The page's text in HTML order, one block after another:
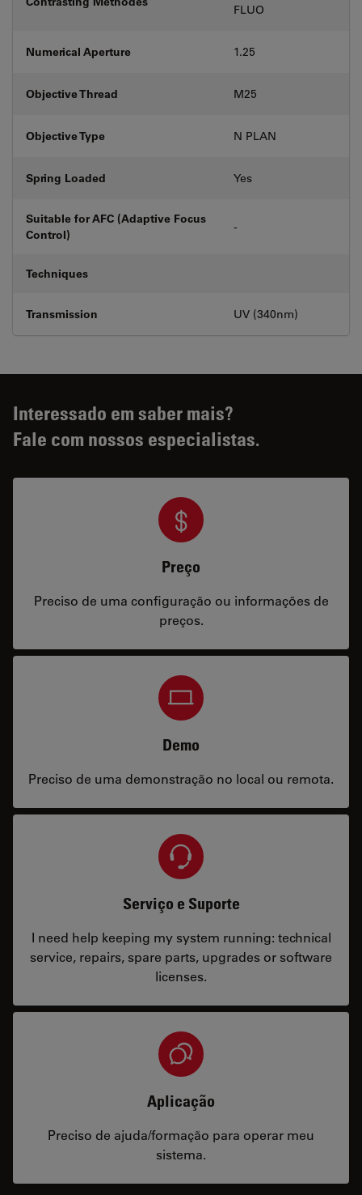
FLUO
Numerical Aperture 1.25
Objective Thread M25
Objective Type N PLAN
Spring Loaded Yes
Suitable for AFC (Adaptive Focus
Control)
-
Techniques
Transmission UV (340nm)
Interessado em saber mais?
Fale com nossos especialistas.
Preço
Preciso de uma configuração ou informações de
preços.
Demo
Preciso de uma demonstração no local ou remota.
Serviço e Suporte
I need help keeping my system running: technical
service, repairs, spare parts, upgrades or software
licenses.
Aplicação
Preciso de ajuda/formação para operar meu
sistema.